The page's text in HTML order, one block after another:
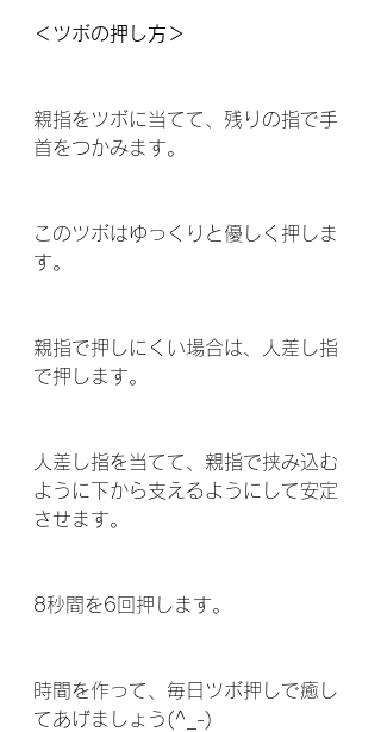
＜ツボの押し方＞
親指をツボに当てて、残りの指で手
首をつかみます。
このツボはゆっくりと優しく押しま
す。
親指で押しにくい場合は、人差し指
で押します。
人差し指を当てて、親指で挟み込む
ように下から支えるようにして安定
させます。
8秒間を6回押します。
時間を作って、毎日ツボ押しで癒し
てあげましょう(^_-)